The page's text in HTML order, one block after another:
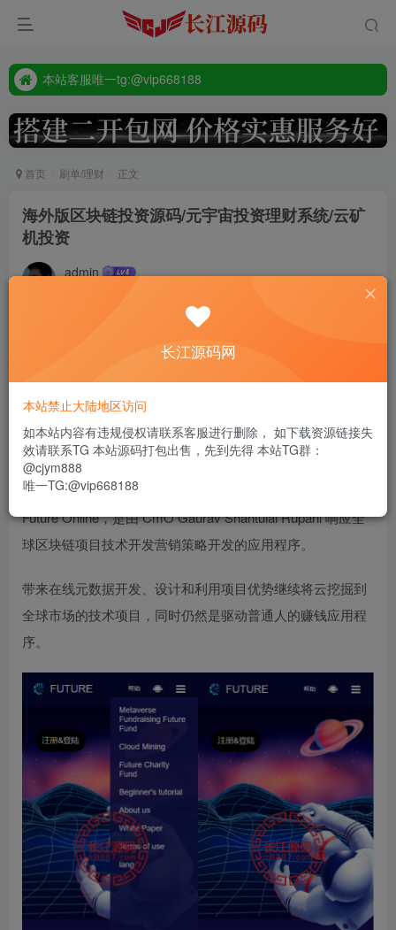
本站客服唯一tg:@vip668188
本站客服唯一tg:@vip668188
首页 刷单/理财 正文
海外版区块链投资源码/元宇宙投资理财系统/云矿
机投资
admin
海外版区块链投资源码/元宇宙投资理财系统/云矿机投资
此内容为付费资源，请付费后查看
usdt300 限时特惠
Future Online，是由 CmO Gaurav Shantulal Rupani 响应全
球区块链项目技术开发营销策略开发的应用程序。
带来在线元数据开发、设计和利用项目优势继续将云挖掘到
全球市场的技术项目，同时仍然是驱动普通人的赚钱应用程
序。
长江源码网
本站禁止大陆地区访问
如本站内容有违规侵权请联系客服进行删除， 如下载资源链接失
效请联系TG 本站源码打包出售，先到先得 本站TG群：
@cjym888
唯一TG:@vip668188